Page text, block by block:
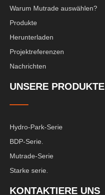
Warum Mutrade auswählen?
Produkte
Herunterladen
Projektreferenzen
Nachrichten
UNSERE PRODUKTE
Hydro-Park-Serie
BDP-Serie.
Mutrade-Serie
Starke serie.
KONTAKTIERE UNS